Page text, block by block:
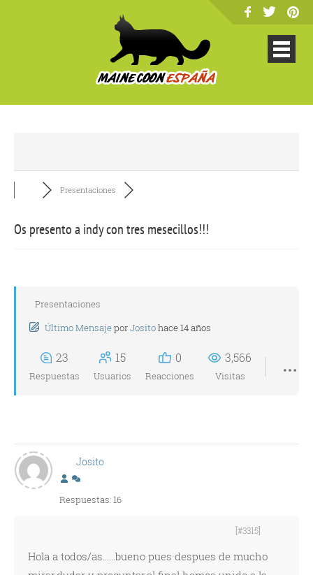
Presentaciones
Os presento a indy con tres mesecillos!!!
Presentaciones
Último MensajeporJositohace 14 años
23
Respuestas
15
Usuarios
0
Reacciones
3,566
Visitas
Josito
Respuestas: 16
[#3315]
Hola a todos/as......bueno pues despues de mucho